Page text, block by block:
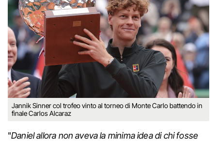
Jannik Sinner col trofeo vinto al torneo di Monte Carlo battendo in
finale Carlos Alcaraz
"Daniel allora non aveva la minima idea di chi fosse